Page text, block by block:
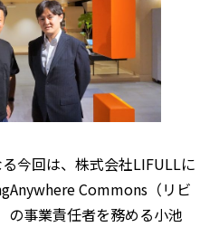
今回は、株式会社LIFULLに
Commons（リビ
の事業責任者を務める小池